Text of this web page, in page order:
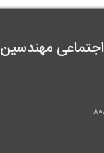
مهندسین 808